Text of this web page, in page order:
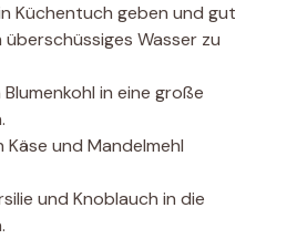
Küchentuch geben und gut
überschüssiges Wasser zu
in eine große
Käse und Mandelmehl
und Knoblauch in die